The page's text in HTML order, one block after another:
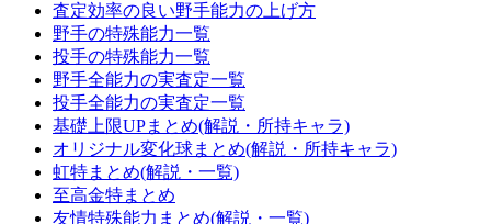
査定効率の良い野手能力の上げ方
野手の特殊能力一覧
投手の特殊能力一覧
野手全能力の実査定一覧
投手全能力の実査定一覧
基礎上限UPまとめ(解説・所持キャラ)
オリジナル変化球まとめ(解説・所持キャラ)
虹特まとめ(解説・一覧)
至高金特まとめ
友情特殊能力まとめ(解説・一覧)